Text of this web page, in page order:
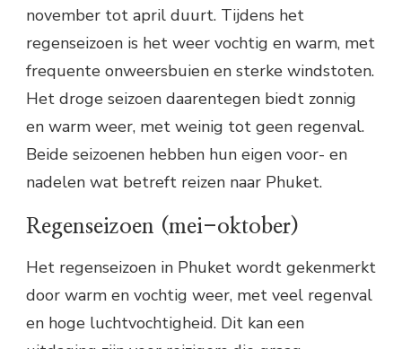
november tot april duurt. Tijdens het
regenseizoen is het weer vochtig en warm, met
frequente onweersbuien en sterke windstoten.
Het droge seizoen daarentegen biedt zonnig
en warm weer, met weinig tot geen regenval.
Beide seizoenen hebben hun eigen voor- en
nadelen wat betreft reizen naar Phuket.
Regenseizoen (mei-oktober)
Het regenseizoen in Phuket wordt gekenmerkt
door warm en vochtig weer, met veel regenval
en hoge luchtvochtigheid. Dit kan een